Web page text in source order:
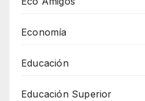
Economía
Educación
Educación Superior